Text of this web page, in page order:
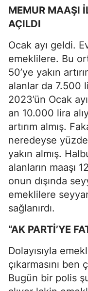
MEMUR MAAŞI
AÇILDI
Ocak ayı geldi.
emeklilere. Bu
50’ye yakın
alanlar da 7.500
2023’ün Ocak
an 10.000 lira
artırım almış.
neredeyse yüzde
yakın almış.
alanların maaşı
onun dışında
emeklilere
sağlanırdı.
“AK PARTİ’YE
Dolayısıyla
çıkarmasını
Bugün bir polis